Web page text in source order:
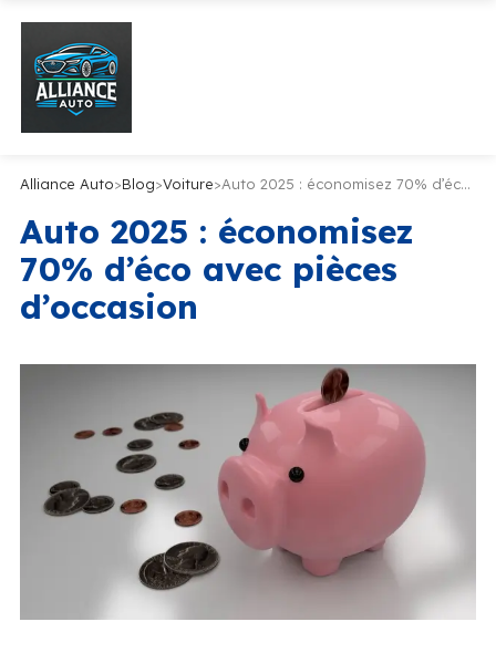
Alliance Auto>Blog>Voiture> Auto 2025 : économisez 70% d’éco avec pièces d’occasion
Auto 2025 : économisez
70% d’éco avec pièces
d’occasion